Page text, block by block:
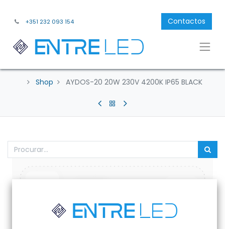
+351 232 093 154 Contactos
Shop AYDOS-20 20W 230V 4200K IP65 BLACK